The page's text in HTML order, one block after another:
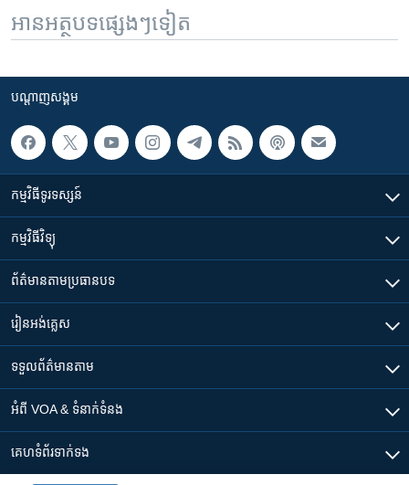
អានអត្ថបទផ្សេងៗទៀត
បណ្តាញ​សង្គម
កម្មវិធី​ទូរទស្សន៍
កម្មវិធី​វិទ្យុ
ព័ត៌មាន​តាមប្រធានបទ​
រៀន​​អង់គ្លេស
ទទួល​ព័ត៌មាន​តាម
អំពី​ VOA & ទំនាក់ទំនង
គេហទំព័រ​​ទាក់ទង